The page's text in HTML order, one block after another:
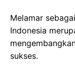
Melamar
Indonesia
sukses.